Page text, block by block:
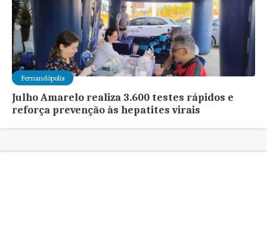
Fernandópolis
Julho Amarelo realiza 3.600 testes rápidos e
reforça prevenção às hepatites virais